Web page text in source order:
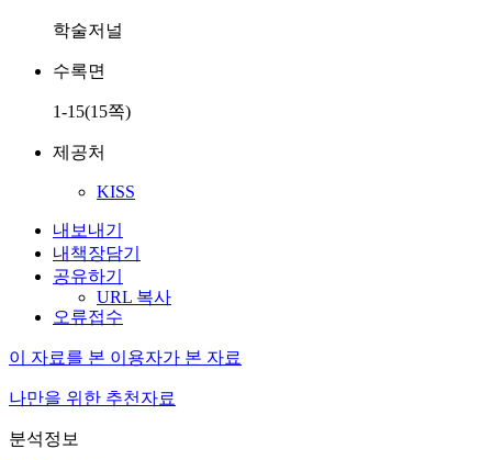
학술저널
수록면
1-15(15쪽)
제공처
KISS
내보내기
내책장담기
공유하기
URL 복사
오류접수
이 자료를 본 이용자가 본 자료
나만을 위한 추천자료
분석정보